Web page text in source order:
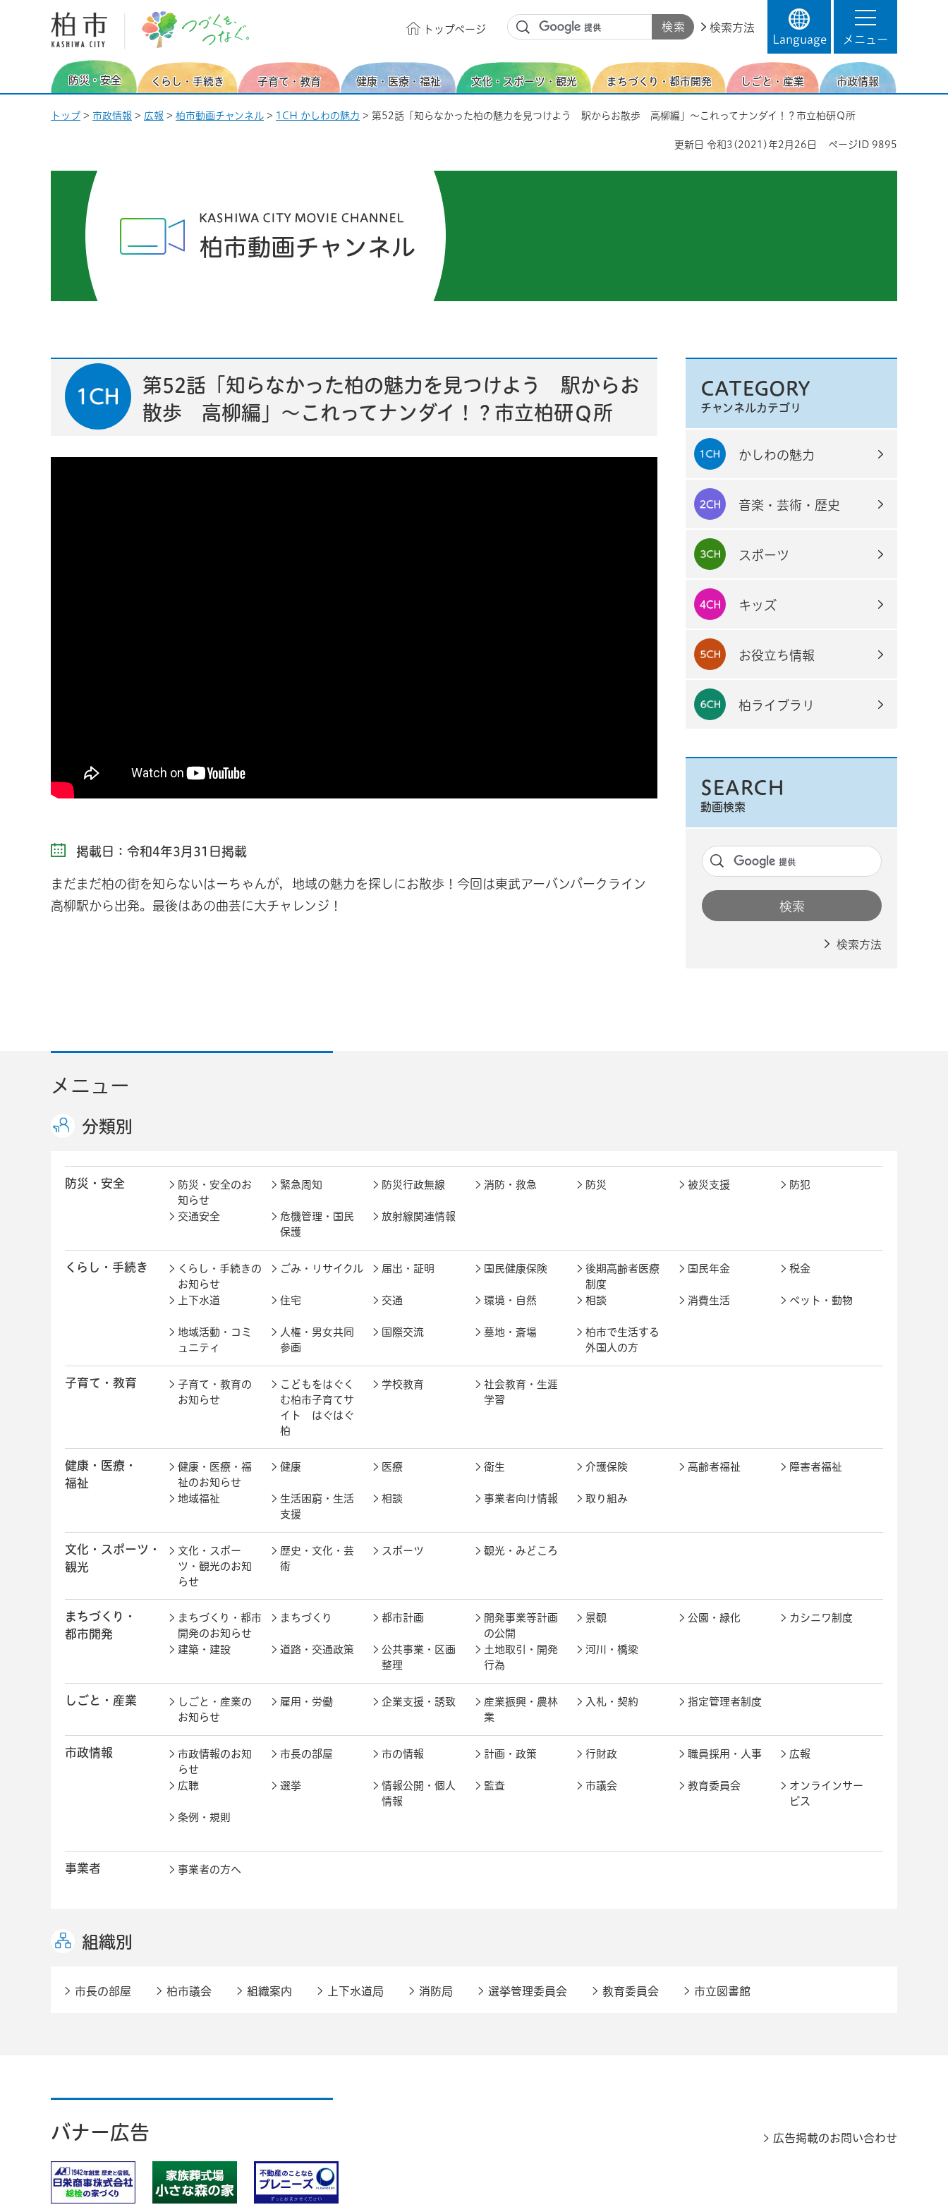
柏市 つづくを、つなぐ。
トップページ
検索方法
Language
メニュー
防災・安全 くらし・手続き 子育て・教育 健康・医療・福祉 文化・スポーツ・観光 まちづくり・都市開発 しごと・産業 市政情報
トップ > 市政情報 > 広報 > 柏市動画チャンネル > 1CH かしわの魅力 > 第52話「知らなかった柏の魅力を見つけよう 駅からお散歩 高柳編」～これってナンダイ！？市立柏研Ｑ所
更新日 令和3(2021)年2月26日 ページID 9895
第52話「知らなかった柏の魅力を見つけよう 駅からお
散歩 高柳編」～これってナンダイ！？市立柏研Ｑ所
掲載日：令和4年3月31日掲載
まだまだ柏の街を知らないはーちゃんが，地域の魅力を探しにお散歩！今回は東武アーバンパークライン
高柳駅から出発。最後はあの曲芸に大チャレンジ！
CATEGORY
チャンネルカテゴリ
かしわの魅力
音楽・芸術・歴史
スポーツ
キッズ
お役立ち情報
柏ライブラリ
SEARCH
動画検索
検索方法
メニュー
分類別
防災・安全
防災・安全のお
知らせ
緊急周知 防災行政無線 消防・救急 防災 被災支援 防犯
交通安全
危機管理・国民
保護
放射線関連情報
くらし・手続き
くらし・手続きの
お知らせ
ごみ・リサイクル 届出・証明 国民健康保険
後期高齢者医療
制度
国民年金 税金
上下水道 住宅 交通 環境・自然 相談 消費生活 ペット・動物
地域活動・コミ
ュニティ
人権・男女共同
参画
国際交流 墓地・斎場
柏市で生活する
外国人の方
子育て・教育
子育て・教育の
お知らせ
こどもをはぐく
む柏市子育てサ
イト はぐはぐ
柏
学校教育
社会教育・生涯
学習
健康・医療・
福祉
健康・医療・福
祉のお知らせ
健康 医療 衛生 介護保険 高齢者福祉 障害者福祉
地域福祉
生活困窮・生活
支援
相談 事業者向け情報 取り組み
文化・スポーツ・
観光
文化・スポー
ツ・観光のお知
らせ
歴史・文化・芸
術
スポーツ 観光・みどころ
まちづくり・
都市開発
まちづくり・都市
開発のお知らせ
まちづくり 都市計画
開発事業等計画
の公開
景観 公園・緑化 カシニワ制度
建築・建設 道路・交通政策
公共事業・区画
整理
土地取引・開発
行為
河川・橋梁
しごと・産業
しごと・産業の
お知らせ
雇用・労働 企業支援・誘致
産業振興・農林
業
入札・契約 指定管理者制度
市政情報
市政情報のお知
らせ
市長の部屋 市の情報 計画・政策 行財政 職員採用・人事 広報
広聴 選挙
情報公開・個人
情報
監査 市議会 教育委員会
オンラインサー
ビス
条例・規則
事業者 事業者の方へ
組織別
市長の部屋 柏市議会 組織案内 上下水道局 消防局 選挙管理委員会 教育委員会 市立図書館
バナー広告 広告掲載のお問い合わせ